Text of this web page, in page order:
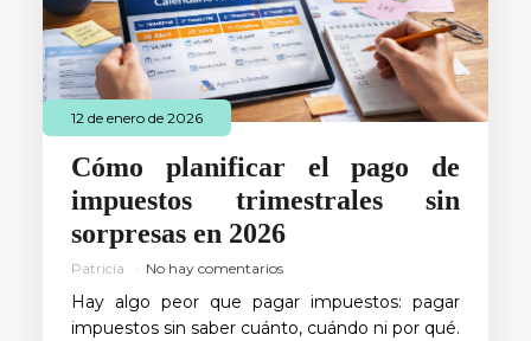
12 de enero de 2026
Cómo planificar el pago de
impuestos trimestrales sin
sorpresas en 2026
Patricia No hay comentarios
Hay algo peor que pagar impuestos: pagar
impuestos sin saber cuánto, cuándo ni por qué.